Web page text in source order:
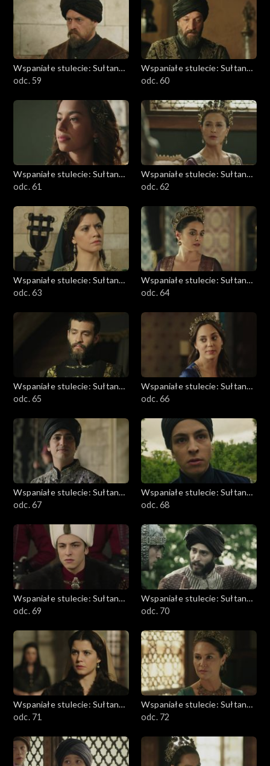
Wspaniałe stulecie: Sułtanka
Kösem
odc. 59
Wspaniałe stulecie: Sułtanka
Kösem
odc. 60
Wspaniałe stulecie: Sułtanka
Kösem
odc. 61
Wspaniałe stulecie: Sułtanka
Kösem
odc. 62
Wspaniałe stulecie: Sułtanka
Kösem
odc. 63
Wspaniałe stulecie: Sułtanka
Kösem
odc. 64
Wspaniałe stulecie: Sułtanka
Kösem
odc. 65
Wspaniałe stulecie: Sułtanka
Kösem
odc. 66
Wspaniałe stulecie: Sułtanka
Kösem
odc. 67
Wspaniałe stulecie: Sułtanka
Kösem
odc. 68
Wspaniałe stulecie: Sułtanka
Kösem
odc. 69
Wspaniałe stulecie: Sułtanka
Kösem
odc. 70
Wspaniałe stulecie: Sułtanka
Kösem
odc. 71
Wspaniałe stulecie: Sułtanka
Kösem
odc. 72